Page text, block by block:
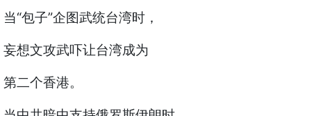
当“包子”企图武统台湾时，
妄想文攻武吓让台湾成为
第二个香港。